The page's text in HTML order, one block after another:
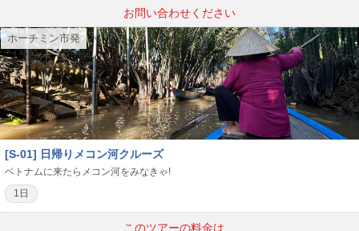
お問い合わせください
ホーチミン市発
[S-01] 日帰りメコン河クルーズ
ベトナムに来たらメコン河をみなきゃ!
1日
このツアーの料金は、